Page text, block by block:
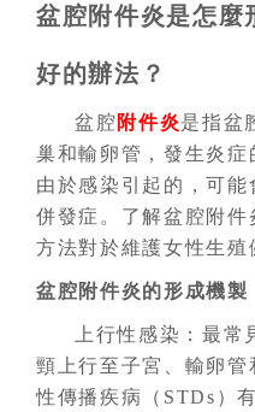
盆腔附件炎是怎麼
好的辦法？
盆腔附件炎是指盆
巢和輸卵管，發生炎
由於感染引起的，可
併發症。了解盆腔附
方法對於維護女性生殖
盆腔附件炎的形成機製
上行性感染：最
頸上行至子宮、輸卵
性傳播疾病（STDs）